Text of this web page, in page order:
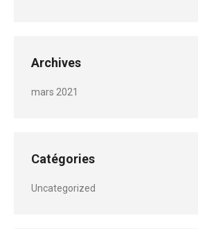
Archives
mars 2021
Catégories
Uncategorized